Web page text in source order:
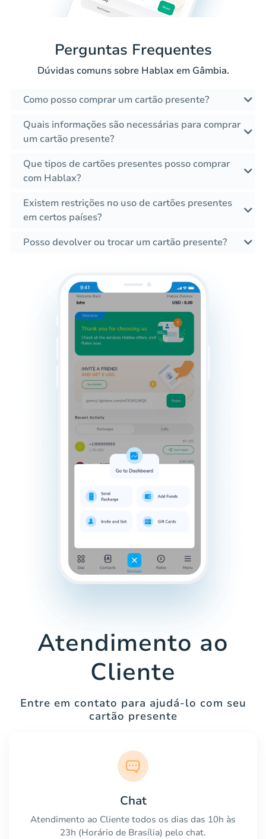
Perguntas Frequentes
Dúvidas comuns sobre Hablax em Gâmbia.
Como posso comprar um cartão presente?
Quais informações são necessárias para comprar
um cartão presente?
Que tipos de cartões presentes posso comprar
com Hablax?
Existem restrições no uso de cartões presentes
em certos países?
Posso devolver ou trocar um cartão presente?
Atendimento ao
Cliente
Entre em contato para ajudá-lo com seu
cartão presente
Chat
Atendimento ao Cliente todos os dias das 10h às
23h (Horário de Brasília) pelo chat.